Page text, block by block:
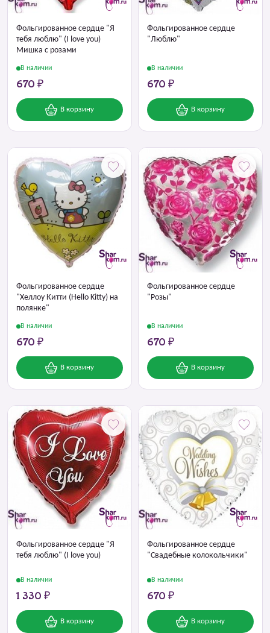
Фольгированное сердце "Я
тебя люблю" (I love you)
Мишка с розами
В наличии
670 ₽
В корзину
Фольгированное сердце
"Люблю"
В наличии
670 ₽
В корзину
Фольгированное сердце
"Хеллоу Китти (Hello Kitty) на
полянке"
В наличии
670 ₽
В корзину
Фольгированное сердце
"Розы"
В наличии
670 ₽
В корзину
Фольгированное сердце "Я
тебя люблю" (I love you)
В наличии
1 330 ₽
В корзину
Фольгированное сердце
"Свадебные колокольчики"
В наличии
670 ₽
В корзину